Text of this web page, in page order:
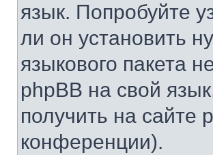
язык. Попробуйте
ли он установить
языкового пакета
phpBB на свой
получить на сайте
конференции).